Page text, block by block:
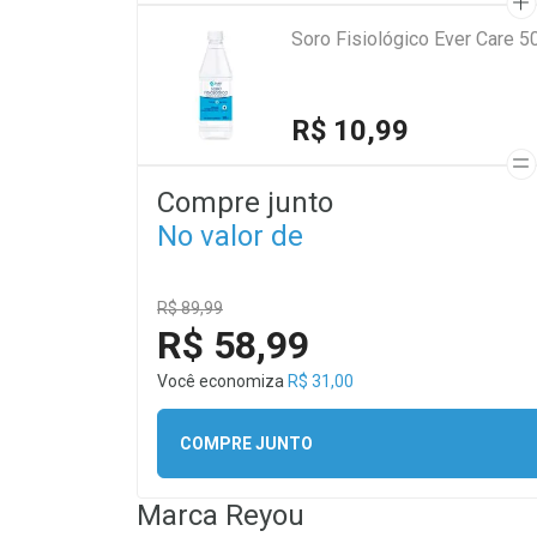
Soro Fisiológico Ever Care
R$ 10,99
Compre junto
No valor de
R$ 89,99
R$ 58,99
Você economiza R$ 31,00
COMPRE JUNTO
Marca Reyou